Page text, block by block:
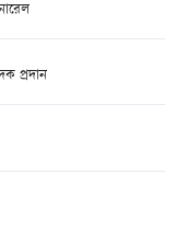
প্রদান